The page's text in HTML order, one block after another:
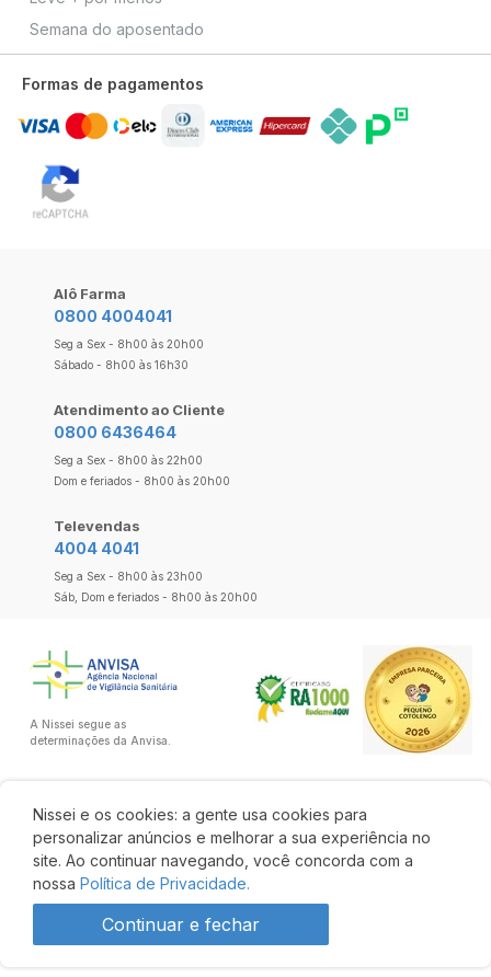
Nissei e os cookies: a gente usa cookies para
personalizar anúncios e melhorar a sua experiência no
site. Ao continuar navegando, você concorda com a
nossa Política de Privacidade.
Continuar e fechar
Semana do aposentado
Formas de pagamentos
Alô Farma
0800 4004041
Seg a Sex - 8h00 às 20h00
Sábado - 8h00 às 16h30
Atendimento ao Cliente
0800 6436464
Seg a Sex - 8h00 às 22h00
Dom e feriados - 8h00 às 20h00
Televendas
4004 4041
Seg a Sex - 8h00 às 23h00
Sáb, Dom e feriados - 8h00 às 20h00
A Nissei segue as
determinações da Anvisa.